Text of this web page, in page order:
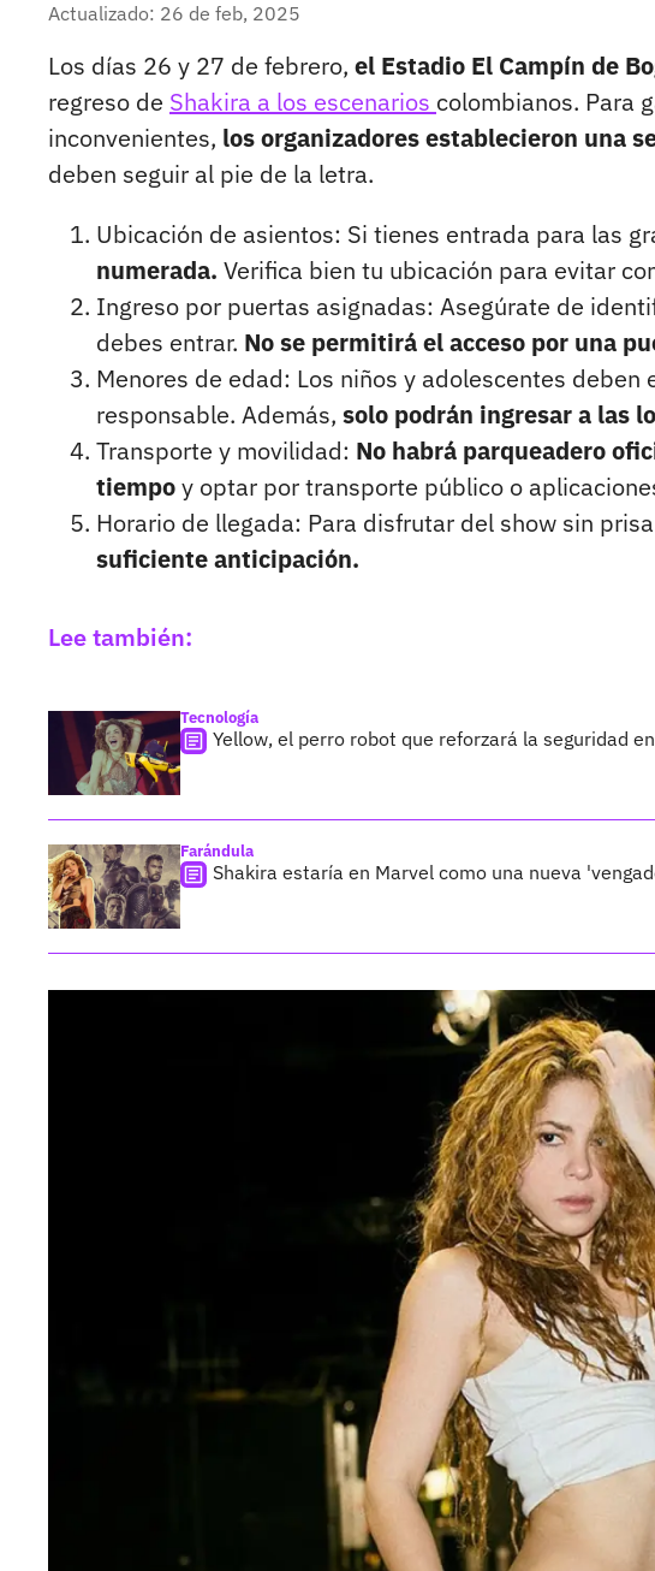
Actualizado: 26 de feb, 2025
Los días 26 y 27 de febrero, el Estadio El Campín de
regreso de Shakira a los escenarios colombianos. Para
inconvenientes, los organizadores establecieron una
deben seguir al pie de la letra.
Ubicación de asientos: Si tienes entrada para las
numerada. Verifica bien tu ubicación para evitar
Ingreso por puertas asignadas: Asegúrate de
debes entrar. No se permitirá el acceso por una
Menores de edad: Los niños y adolescentes
responsable. Además, solo podrán ingresar a las
Transporte y movilidad: No habrá parqueadero
tiempoy optar por transporte público o
Horario de llegada: Para disfrutar del show sin
suficiente anticipación.
Lee también:
Tecnología
Yellow, el perro robot que reforzará la seguridad
Farándula
Shakira estaría en Marvel como una nueva